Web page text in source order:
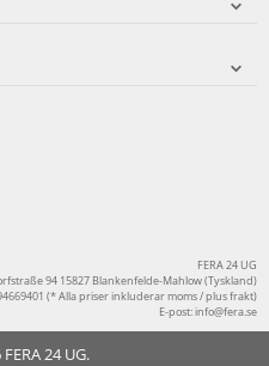
FERA 24 UG
94 15827 Blankenfelde-Mahlow (Tyskland)
(* Alla priser inkluderar moms / plus frakt)
E-post:info@fera.se
24 UG.